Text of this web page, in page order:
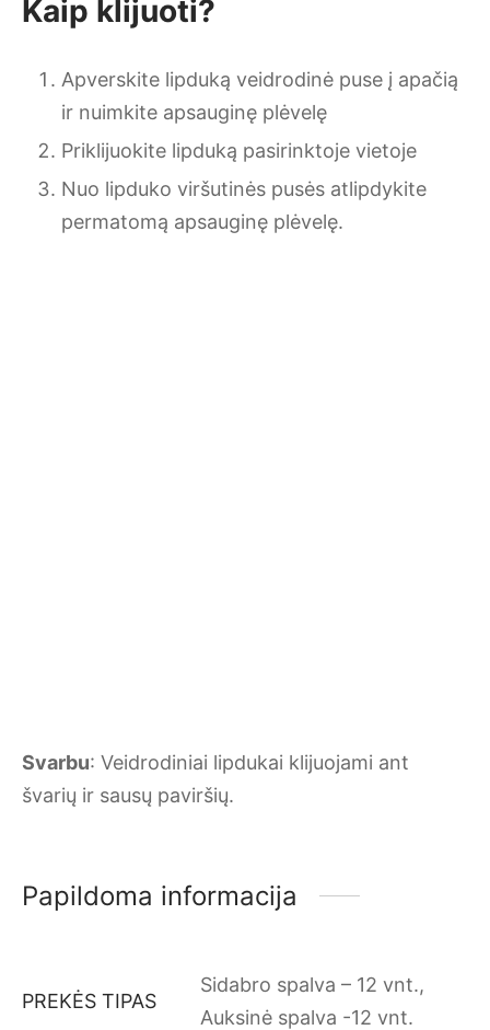
Kaip klijuoti?
Apverskite lipduką veidrodinė puse į apačią
ir nuimkite apsauginę plėvelę
Priklijuokite lipduką pasirinktoje vietoje
Nuo lipduko viršutinės pusės atlipdykite
permatomą apsauginę plėvelę.
Svarbu: Veidrodiniai lipdukai klijuojami ant
švarių ir sausų paviršių.
Papildoma informacija
PREKĖS TIPAS
Sidabro spalva – 12 vnt.,
Auksinė spalva -12 vnt.